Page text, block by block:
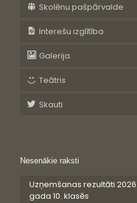
Skolēnu pašpārvalde
Interešu izglītība
Galerija
Teātris
Skauti
Nesenākie raksti
Uzņemšanas rezultāti
gada 10. klasēs